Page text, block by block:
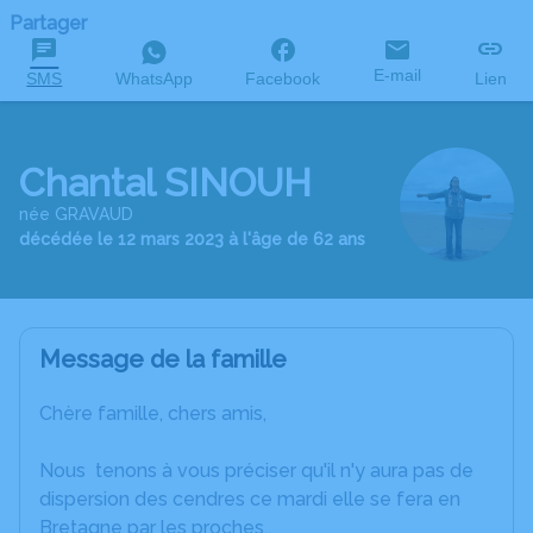
Partager
SMS WhatsApp Facebook E-mail Lien
Chantal SINOUH
née GRAVAUD
décédée le 12 mars 2023 à l'âge de 62 ans
Message de la famille
Chère famille, chers amis,
Nous tenons à vous préciser qu'il n'y aura pas de
dispersion des cendres ce mardi elle se fera en
Bretagne par les proches..